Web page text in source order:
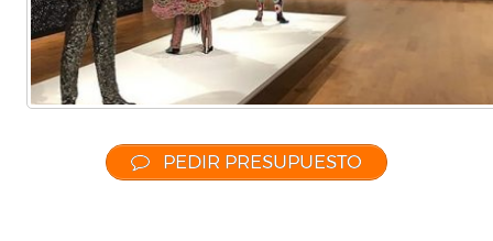
PEDIR PRESUPUESTO